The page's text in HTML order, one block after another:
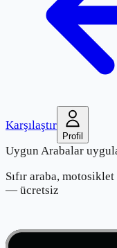
Karşılaştır
Profil
Uygun Arabalar
Sıfır araba,
— ücretsiz